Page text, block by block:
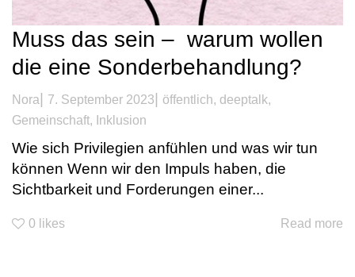
Muss das sein – warum wollen
die eine Sonderbehandlung?
Nora 7. September 2023 öffentlich, deeptalk,
Gemeinschaft, Inklusion
Wie sich Privilegien anfühlen und was wir tun
können Wenn wir den Impuls haben, die
Sichtbarkeit und Forderungen einer...
0 likes Read more